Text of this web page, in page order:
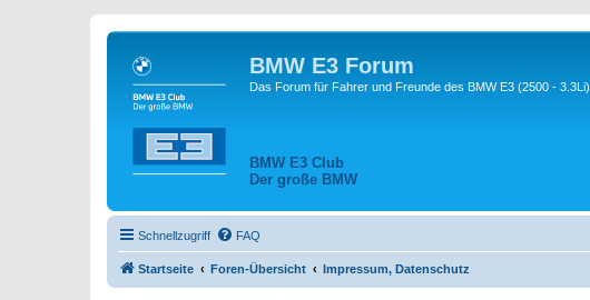
BMW E3 Forum
Das Forum für Fahrer und Freunde des BMW E3 (2500 - 3.3Li)
BMW E3 Club
Der große BMW
Schnellzugriff FAQ
Startseite Foren-Übersicht Impressum, Datenschutz